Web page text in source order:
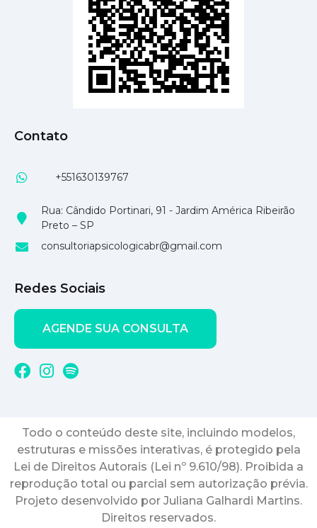
Contato
+551630139767
Rua: Cândido Portinari, 91 - Jardim América Ribeirão
Preto – SP
consultoriapsicologicabr@gmail.com
Redes Sociais
AGENDE SUA CONSULTA
Todo o conteúdo deste site, incluindo modelos,
estruturas e missões interativas, é protegido pela
Lei de Direitos Autorais (Lei nº 9.610/98). Proibida a
reprodução total ou parcial sem autorização prévia.
Projeto desenvolvido por Juliana Galhardi Martins.
Direitos reservados.